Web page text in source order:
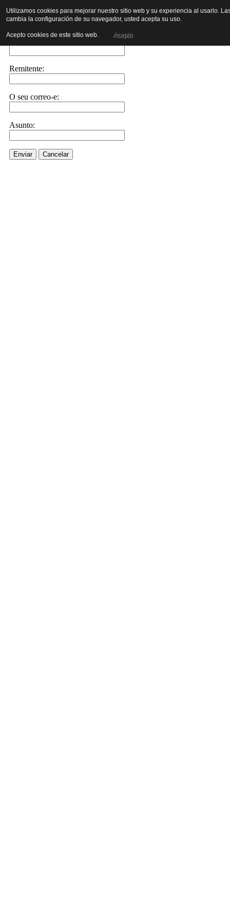
Envíe esta ligazón por correo-e a un amigo.
Correo-e para:
Remitente:
O seu correo-e:
Asunto:
Enviar Cancelar
Utilizamos cookies para mejorar nuestro sitio web y su experiencia al usarlo.
cambia la configuración de su navegador, usted acepta su uso.
Acepto cookies de este sitio web. Acepto